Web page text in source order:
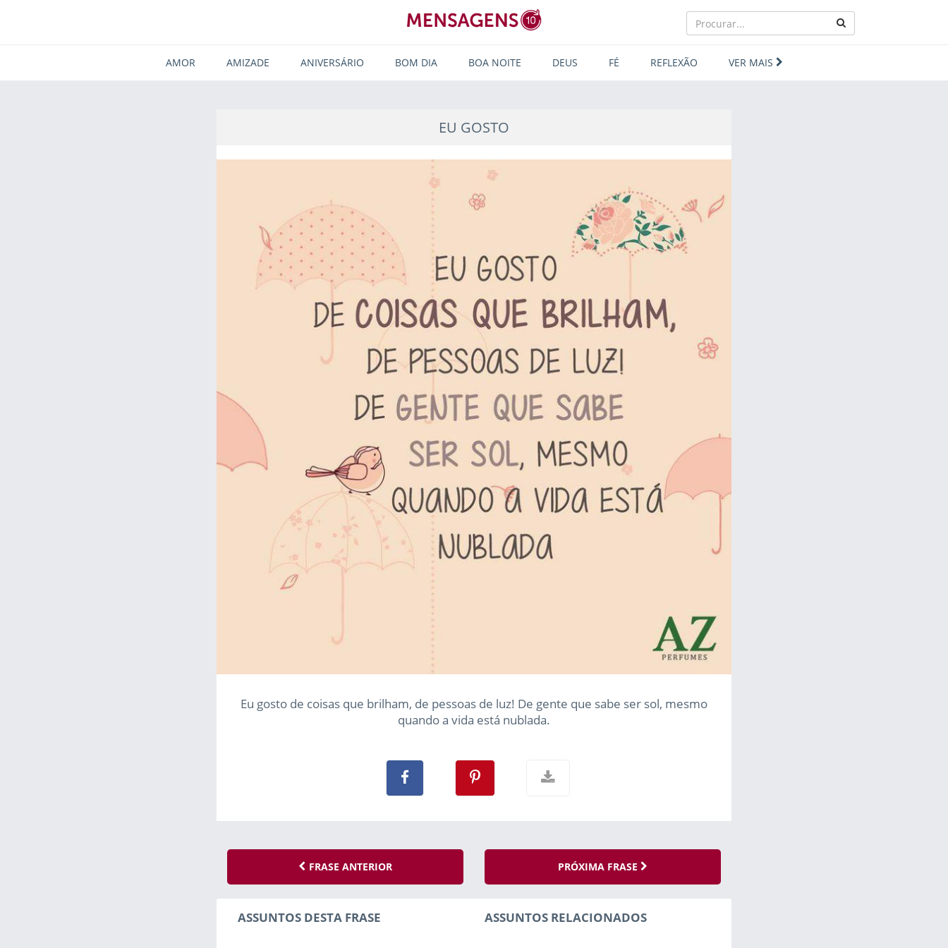
AMOR AMIZADE ANIVERSÁRIO BOM DIA BOA NOITE DEUS FÉ REFLEXÃO VER MAIS
EU GOSTO
Eu gosto de coisas que brilham, de pessoas de luz! De gente que sabe ser sol, mesmo
quando a vida está nublada.
FRASE ANTERIOR PRÓXIMA FRASE
ASSUNTOS DESTA FRASE ASSUNTOS RELACIONADOS